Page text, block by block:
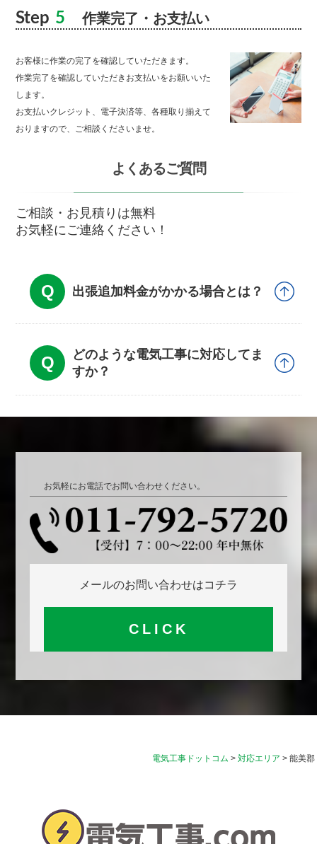
Step 5 作業完了・お支払い
お客様に作業の完了を確認していただきます。
作業完了を確認していただきお支払いをお願いいた
します。
お支払いクレジット、電子決済等、各種取り揃えて
おりますので、ご相談くださいませ。
よくあるご質問
ご相談・お見積りは無料
お気軽にご連絡ください！
出張追加料金がかかる場合とは？
どのような電気工事に対応してま
すか？
お気軽にお電話でお問い合わせください。
メールのお問い合わせはコチラ
CLICK
電気工事ドットコム > 対応エリア > 能美郡